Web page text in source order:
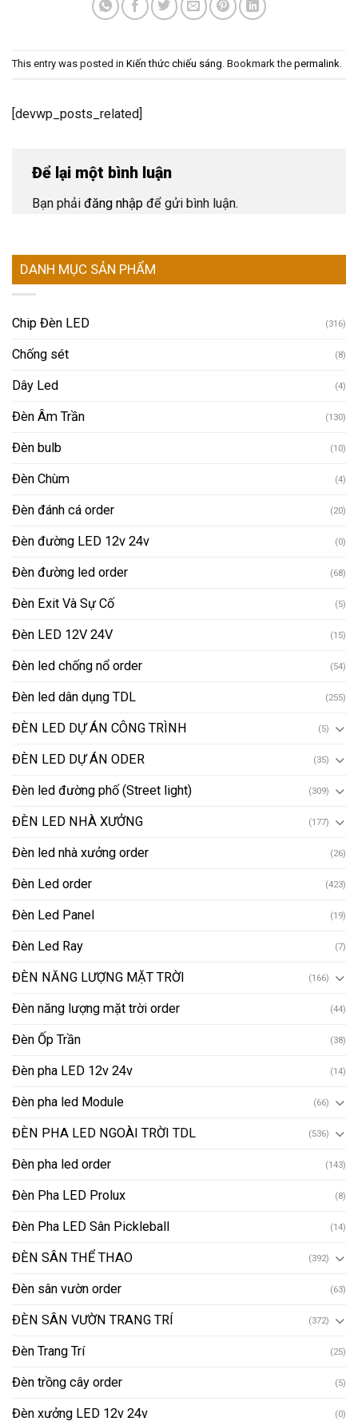
This entry was posted in Kiến thức chiếu sáng. Bookmark the permalink.
[devwp_posts_related]
Để lại một bình luận
Bạn phải đăng nhập để gửi bình luận.
DANH MỤC SẢN PHẨM
Chip Đèn LED (316)
Chống sét (8)
Dây Led (4)
Đèn Âm Trần (130)
Đèn bulb (10)
Đèn Chùm (4)
Đèn đánh cá order (20)
Đèn đường LED 12v 24v (0)
Đèn đường led order (68)
Đèn Exit Và Sự Cố (5)
Đèn LED 12V 24V (15)
Đèn led chống nổ order (54)
Đèn led dân dụng TDL (255)
ĐÈN LED DỰ ÁN CÔNG TRÌNH (5)
ĐÈN LED DỰ ÁN ODER (35)
Đèn led đường phố (Street light) (309)
ĐÈN LED NHÀ XƯỞNG (177)
Đèn led nhà xưởng order (26)
Đèn Led order (423)
Đèn Led Panel (19)
Đèn Led Ray (7)
ĐÈN NĂNG LƯỢNG MẶT TRỜI (166)
Đèn năng lượng mặt trời order (44)
Đèn Ốp Trần (38)
Đèn pha LED 12v 24v (14)
Đèn pha led Module (66)
ĐÈN PHA LED NGOÀI TRỜI TDL (536)
Đèn pha led order (143)
Đèn Pha LED Prolux (8)
Đèn Pha LED Sân Pickleball (14)
ĐÈN SÂN THỂ THAO (392)
Đèn sân vườn order (63)
ĐÈN SÂN VƯỜN TRANG TRÍ (372)
Đèn Trang Trí (25)
Đèn trồng cây order (5)
Đèn xưởng LED 12v 24v (0)